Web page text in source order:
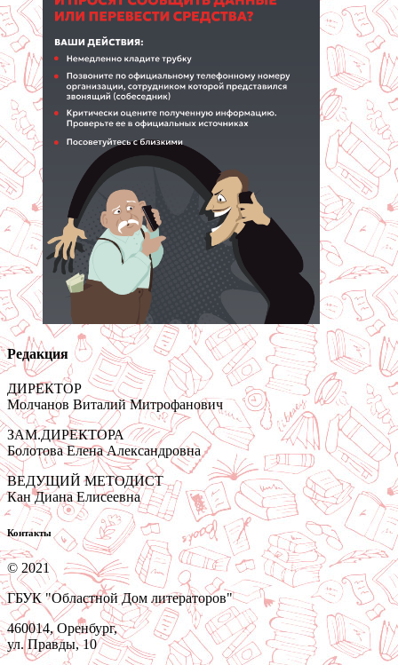
Редакция
ДИРЕКТОР
Молчанов Виталий Митрофанович
ЗАМ.ДИРЕКТОРА
Болотова Елена Александровна
ВЕДУЩИЙ МЕТОДИСТ
Кан Диана Елисеевна
Контакты
© 2021
ГБУК "Областной Дом литераторов"
460014, Оренбург,
ул. Правды, 10